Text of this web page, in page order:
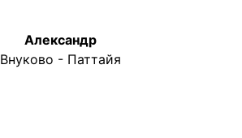
Александр
Внуково - Паттайя